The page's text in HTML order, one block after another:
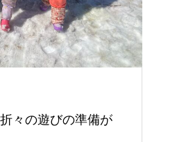
々の遊びの準備が